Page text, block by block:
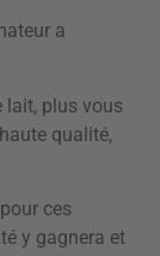
a
lait, plus vous
qualité,
ces
y gagnera et